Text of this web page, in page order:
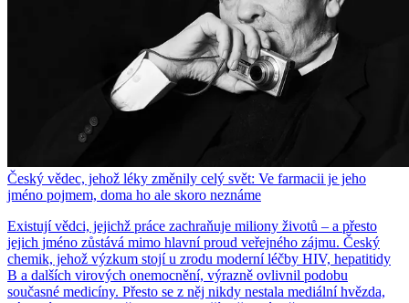
Český vědec, jehož léky změnily celý svět: Ve farmacii je jeho
jméno pojmem, doma ho ale skoro neznáme
Existují vědci, jejichž práce zachraňuje miliony životů – a přesto
jejich jméno zůstává mimo hlavní proud veřejného zájmu. Český
chemik, jehož výzkum stojí u zrodu moderní léčby HIV, hepatitidy
B a dalších virových onemocnění, výrazně ovlivnil podobu
současné medicíny. Přesto se z něj nikdy nestala mediální hvězda,